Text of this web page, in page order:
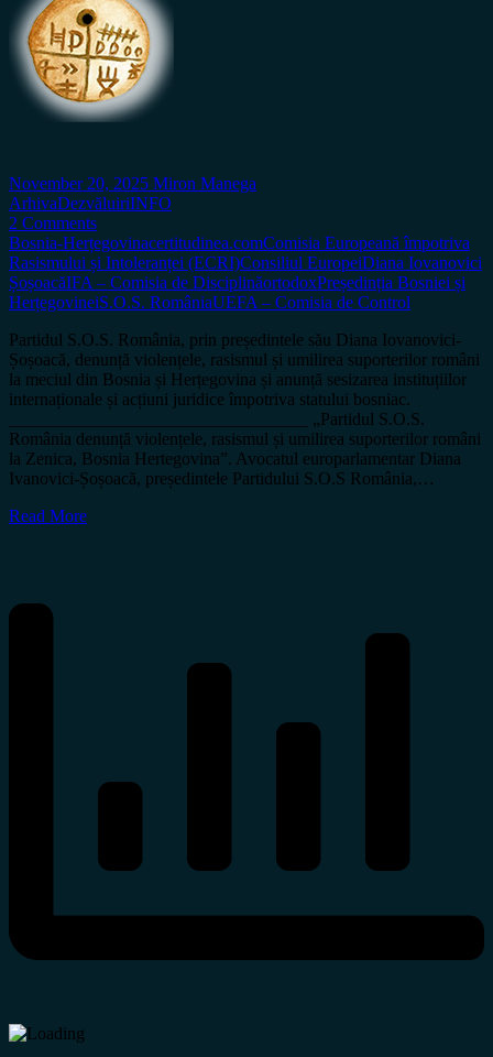
November 20, 2025 Miron Manega
ArhivaDezvăluiriINFO
2 Comments
Bosnia-Herțegovinacertitudinea.comComisia Europeană împotriva
Rasismului și Intoleranței (ECRI)Consiliul EuropeiDiana Iovanovici
ȘoșoacăIFA – Comisia de DisciplinăortodoxPreședinția Bosniei și
HerțegovineiS.O.S. RomâniaUEFA – Comisia de Control
Partidul S.O.S. România, prin președintele său Diana Iovanovici-
Șoșoacă, denunță violențele, rasismul și umilirea suporterilor români
la meciul din Bosnia și Herțegovina și anunță sesizarea instituțiilor
internaționale și acțiuni juridice împotriva statului bosniac.
__________________________________ „Partidul S.O.S.
România denunță violențele, rasismul și umilirea suporterilor români
la Zenica, Bosnia Hertegovina”. Avocatul europarlamentar Diana
Ivanovici-Șoșoacă, președintele Partidului S.O.S România,…
Read More